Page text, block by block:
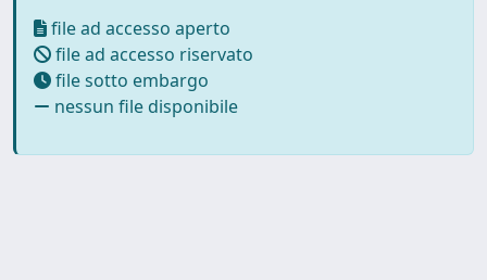
file ad accesso aperto
file ad accesso riservato
file sotto embargo
nessun file disponibile